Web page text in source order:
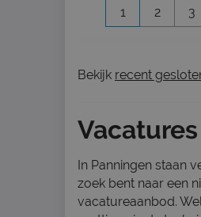
1 2 3
Bekijk recent
In Panningen staan
zoek bent naar een
vacatureaanbod.